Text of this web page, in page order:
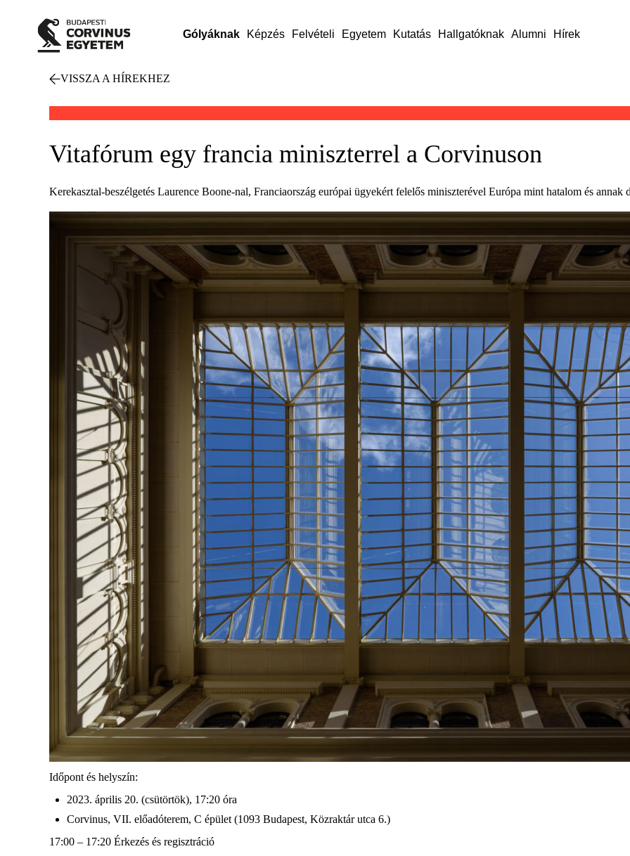
Gólyáknak Képzés Felvételi Egyetem Kutatás Hallgatóknak Alumni Hírek
VISSZA A HÍREKHEZ
Vitafórum egy francia miniszterrel a Corvinuson
Kerekasztal-beszélgetés Laurence Boone-nal, Franciaország európai ügyekért felelős miniszterével Európa mint hatalom és
Időpont és helyszín:
2023. április 20. (csütörtök), 17:20 óra
Corvinus, VII. előadóterem, C épület (1093 Budapest, Közraktár utca 6.)
17:00 – 17:20 Érkezés és regisztráció